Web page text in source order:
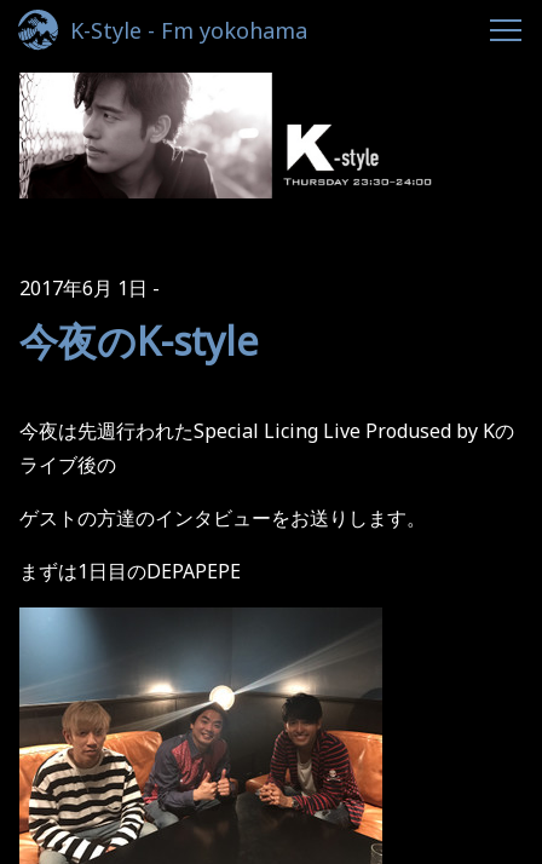
K-Style - Fm yokohama
2017年6月 1日
今夜のK-style
今夜は先週行われたSpecial Licing Live Prodused by Kの
ライブ後の
ゲストの方達のインタビューをお送りします。
まずは1日目のDEPAPEPE